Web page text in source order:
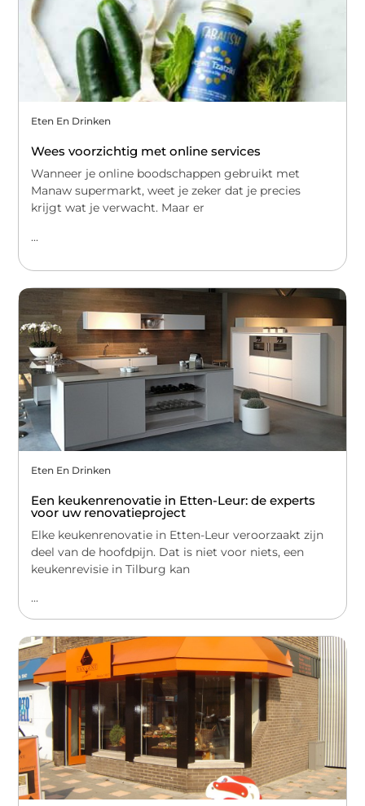
Eten En Drinken
Wees voorzichtig met online services
Wanneer je online boodschappen gebruikt met
Manaw supermarkt, weet je zeker dat je precies
krijgt wat je verwacht. Maar er
...
Eten En Drinken
Een keukenrenovatie in Etten-Leur: de experts
voor uw renovatieproject
Elke keukenrenovatie in Etten-Leur veroorzaakt zijn
deel van de hoofdpijn. Dat is niet voor niets, een
keukenrevisie in Tilburg kan
...